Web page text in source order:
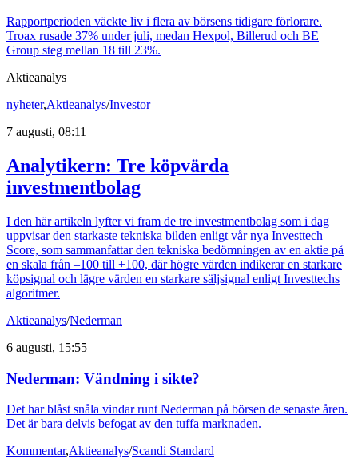
Rapportperioden väckte liv i flera av börsens tidigare förlorare.
Troax rusade 37% under juli, medan Hexpol, Billerud och BE
Group steg mellan 18 till 23%.
Aktieanalys
nyheter,Aktieanalys/Investor
7 augusti, 08:11
Analytikern: Tre köpvärda
investmentbolag
I den här artikeln lyfter vi fram de tre investmentbolag som i dag
uppvisar den starkaste tekniska bilden enligt vår nya Investtech
Score, som sammanfattar den tekniska bedömningen av en aktie på
en skala från –100 till +100, där högre värden indikerar en starkare
köpsignal och lägre värden en starkare säljsignal enligt Investtechs
algoritmer.
Aktieanalys/Nederman
6 augusti, 15:55
Nederman: Vändning i sikte?
Det har blåst snåla vindar runt Nederman på börsen de senaste åren.
Det är bara delvis befogat av den tuffa marknaden.
Kommentar,Aktieanalys/Scandi Standard